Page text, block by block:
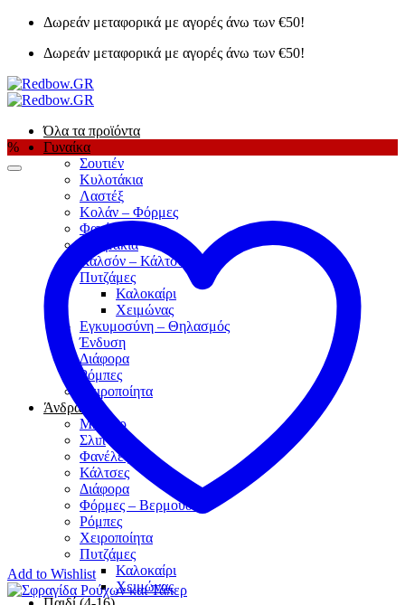
Μετάβαση
περιεχόμενο
Δωρεάν μεταφορικά με αγορές άνω των €50!
Δωρεάν μεταφορικά με αγορές άνω των €50!
Όλα τα προϊόντα
Γυναίκα
Σουτιέν
Κυλοτάκια
Λαστέξ
Κολάν – Φόρμες
Φανέλες
Κορμάκια
Καλσόν – Κάλτσες
Πυτζάμες
Καλοκαίρι
Χειμώνας
Εγκυμοσύνη – Θηλασμός
Ένδυση
Διάφορα
Ρόμπες
Χειροποίητα
Άνδρας
Μπόξερ
Σλιπ
Φανέλες
Κάλτσες
Διάφορα
Φόρμες – Βερμούδες
Ρόμπες
Χειροποίητα
Πυτζάμες
Καλοκαίρι
Χειμώνας
%
Add to Wishlist